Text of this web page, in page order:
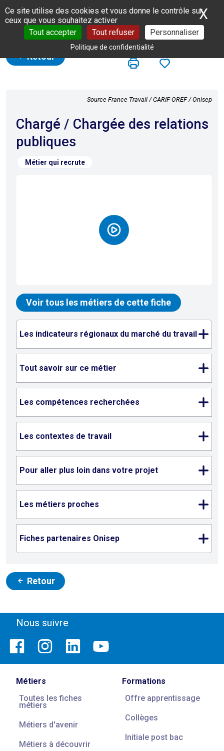
Panneau de gestion des cookies
Ce site utilise des cookies et vous donne le contrôle sur
ceux que vous souhaitez activer
Tout accepter
Tout refuser Personnaliser
Politique de confidentialité
X
Retour
Source France Travail / CARIF-OREF / Onisep
Chargé / Chargée des relations
publiques
Métier qui recrute
Voir tous les métiers de cette fiche
Les indicateurs régionaux du marché du travail
Tout savoir sur ce métier
Les compétences recherchées
Les contextes de travail
Pour aller plus loin dans votre projet
Les métiers proches
Fiches partenaires Onisep
Retour
Nous suivre
Métiers
Toutes les fiches
métiers
Métiers d'avenir
Métiers à découvrir
Formations
Offre apprentissage
Collèges
Initiale post bac